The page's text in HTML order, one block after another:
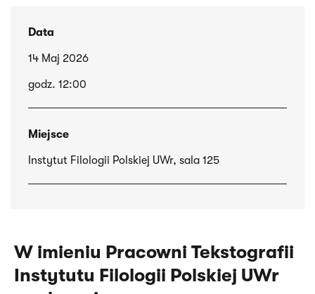
Data
14 Maj 2026
godz. 12:00
Miejsce
Instytut Filologii Polskiej UWr, sala 125
W imieniu Pracowni Tekstografii
Instytutu Filologii Polskiej UWr